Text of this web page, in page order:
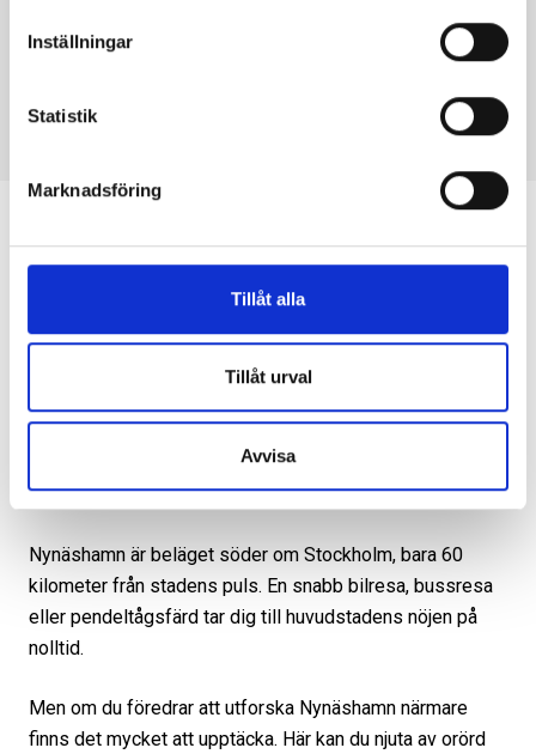
Inställningar
Statistik
Marknadsföring
Tillåt alla
Tillåt urval
Avvisa
klätt med sandfärgad klinker. Badrumsspegeln är elegant
toaletten syns en förvaringsskiva med en ljus träskiva.
Nynäshamn – mer än vacker skärgård
Nynäshamn är en expansiv och mångfacetterad kommun
som erbjuder allt från moderna shoppingcenter till den
magnifika skärgården. Omgivningarna på vackra Utö kan
badrumsrenoveringen i småhuset eller villan, medan det
livliga stadslivet i centrala Nynäshamn också öppnar upp
för stora möjligheter.
Nynäshamn är beläget söder om Stockholm, bara 60
kilometer från stadens puls. En snabb bilresa, bussresa
eller pendeltågsfärd tar dig till huvudstadens nöjen på
nolltid.
Men om du föredrar att utforska Nynäshamn närmare
finns det mycket att upptäcka. Här kan du njuta av orörd